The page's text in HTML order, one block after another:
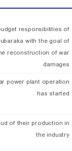
responsibilities of
with the goal of
reconstruction of war
damages
power plant operation
has started
of their production in
the industry